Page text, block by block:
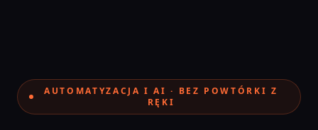
AUTOMATYZACJA I AI · BEZ POWTÓRKI Z
RĘKI